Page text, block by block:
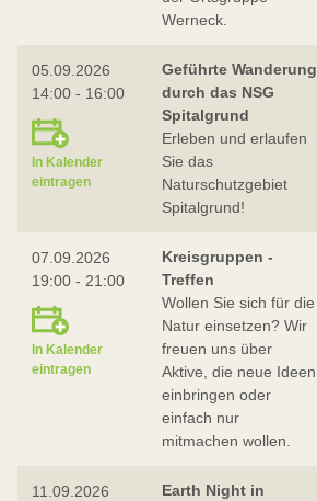
Werneck.
05.09.2026
14:00 - 16:00
In Kalender
eintragen
Geführte Wanderung
durch das NSG
Spitalgrund
Erleben und erlaufen
Sie das
Naturschutzgebiet
Spitalgrund!
07.09.2026
19:00 - 21:00
In Kalender
eintragen
Kreisgruppen -
Treffen
Wollen Sie sich für die
Natur einsetzen? Wir
freuen uns über
Aktive, die neue Ideen
einbringen oder
einfach nur
mitmachen wollen.
11.09.2026
Earth Night in